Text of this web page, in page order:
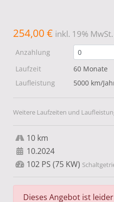
254,00 € inkl. 19% MwSt.
Anzahlung
Laufzeit
60 Monate
Laufleistung
5000 km/
Weitere Laufzeiten und
10 km
10.2024
102 PS (75 KW)
Dieses Angebot ist